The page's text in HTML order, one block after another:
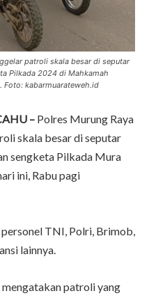
patroli skala besar di seputar
Pilkada 2024 di Mahkamah
Foto: kabarmuarateweh.id
– Polres Murung Raya
skala besar di seputar
sengketa Pilkada Mura
ini, Rabu pagi
TNI, Polri, Brimob,
lainnya.
patroli yang